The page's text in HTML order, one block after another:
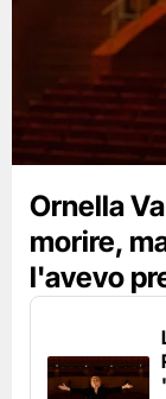
Ornella
morire,
l'avevo